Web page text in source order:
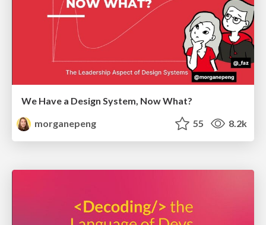
We Have a Design System, Now What?
morganepeng
55 8.2k